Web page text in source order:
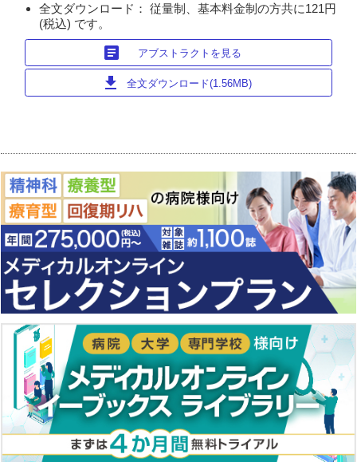
全文ダウンロード： 従量制、基本料金制の方共に121円
(税込) です。
article アブストラクトを見る
download 全文ダウンロード(1.56MB)